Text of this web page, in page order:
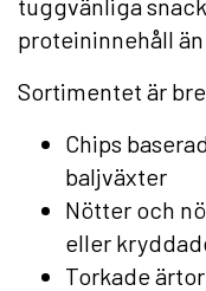
tuggvänliga
proteininnehåll
Sortimentet är
Chips
baljväxter
Nötter och
eller
Torkade